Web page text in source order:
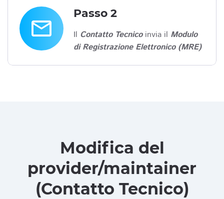
email
Passo 2
Il Contatto Tecnicoinvia il Modulo
di Registrazione Elettronico (MRE)
Modifica del
provider/maintainer
(Contatto Tecnico)